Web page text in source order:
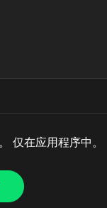
仅在应用程序中。